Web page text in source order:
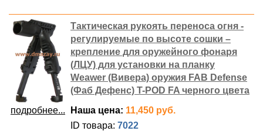
подробнее...
Тактическая рукоять переноса огня -
регулируемые по высоте сошки –
крепление для оружейного фонаря
(ЛЦУ) для установки на планку
Weawer (Вивера) оружия FAB Defense
(Фаб Дефенс) T-POD FA черного цвета
Наша цена: 11,450 руб.
ID товара: 7022